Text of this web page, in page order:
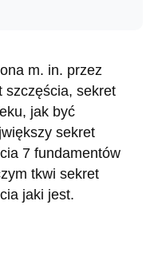
m. in. przez
szczęścia, sekret
jak być
sekret
7 fundamentów
tkwi sekret
jaki jest.